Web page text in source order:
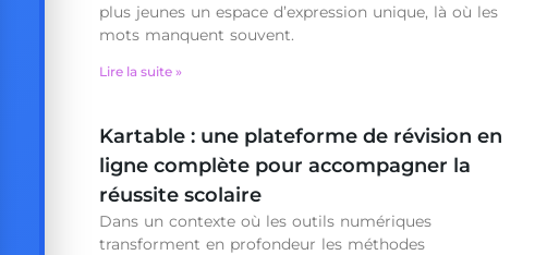
plus jeunes un espace d’expression unique, là où les
mots manquent souvent.
Lire la suite »
Kartable : une plateforme de révision en
ligne complète pour accompagner la
réussite scolaire
Dans un contexte où les outils numériques
transforment en profondeur les méthodes